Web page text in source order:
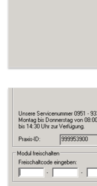
HZV-Patienten falsch
Auftragserstellung
Fehler: Es gibt für die
Gebührenordnung keinen
Eintrag
Medistar - Diagnose